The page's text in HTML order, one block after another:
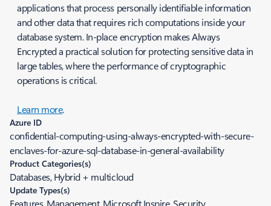
applications that process personally identifiable information
and other data that requires rich computations inside your
database system. In-place encryption makes Always
Encrypted a practical solution for protecting sensitive data in
large tables, where the performance of cryptographic
operations is critical.
Learn more.
Azure ID
confidential-computing-using-always-encrypted-with-secure-
enclaves-for-azure-sql-database-in-general-availability
Product Categories(s)
Databases, Hybrid + multicloud
Update Types(s)
Features, Management, Microsoft Inspire, Security